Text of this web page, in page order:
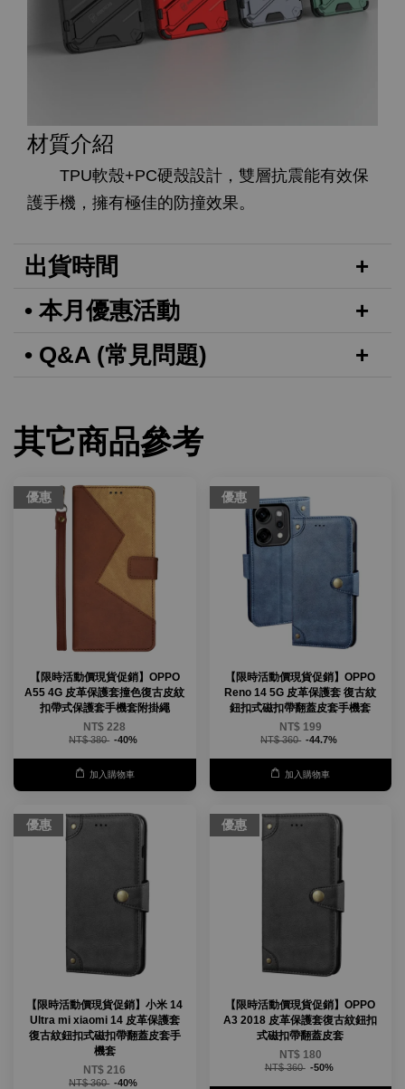
材質介紹
TPU軟殼+PC硬殼設計，雙層抗震能有效保
護手機，擁有極佳的防撞效果。
出貨時間
• 本月優惠活動
• Q&A (常見問題)
其它商品參考
優惠
【限時活動價現貨促銷】OPPO
A55 4G 皮革保護套撞色復古皮紋
扣帶式保護套手機套附掛繩
NT$ 228
NT$ 380 -40%
加入購物車
優惠
【限時活動價現貨促銷】OPPO
Reno 14 5G 皮革保護套 復古紋
鈕扣式磁扣帶翻蓋皮套手機套
NT$ 199
NT$ 360 -44.7%
加入購物車
優惠
【限時活動價現貨促銷】小米 14
Ultra mi xiaomi 14 皮革保護套
復古紋鈕扣式磁扣帶翻蓋皮套手
機套
NT$ 216
NT$ 360 -40%
優惠
【限時活動價現貨促銷】OPPO
A3 2018 皮革保護套復古紋鈕扣
式磁扣帶翻蓋皮套
NT$ 180
NT$ 360 -50%